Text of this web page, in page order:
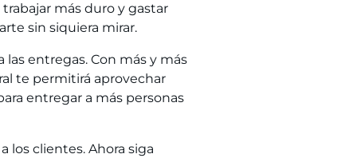
más duro y gastar
sin siquiera mirar.
entregas. Con más y más
te permitirá aprovechar
entregar a más personas
los clientes. Ahora siga